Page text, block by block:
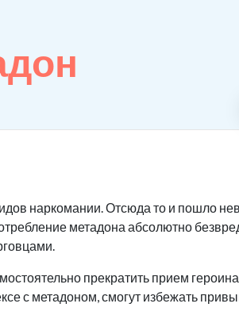
наркомании. Отсюда то и пошло
метадона абсолютно
прекратить прием
с метадоном, смогут избежать